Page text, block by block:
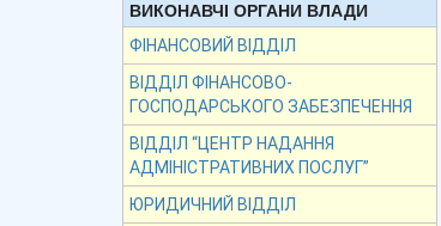
ВИКОНАВЧІ ОРГАНИ ВЛАДИ
ФІНАНСОВИЙ ВІДДІЛ
ВІДДІЛ ФІНАНСОВО-
ГОСПОДАРСЬКОГО ЗАБЕЗПЕЧЕННЯ
ВІДДІЛ “ЦЕНТР НАДАННЯ
АДМІНІСТРАТИВНИХ ПОСЛУГ”
ЮРИДИЧНИЙ ВІДДІЛ